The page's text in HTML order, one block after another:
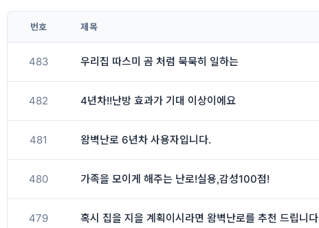
번호 제목
483 우리집 따스미 곰 처럼 묵묵히 일하는
482 4년차!!난방 효과가 기대 이상이에요
481 왐벽난로 6년차 사용자입니다.
480 가족을 모이게 해주는 난로!실용,감성100점!
479 혹시 집을 지을 계획이시라면 왐벽난로를 추천 드립니다